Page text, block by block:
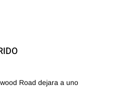
Road dejara a uno